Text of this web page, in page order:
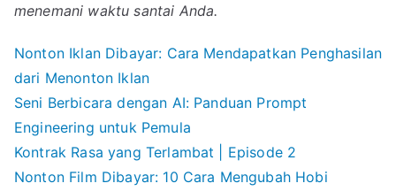
menemani waktu santai Anda.
Nonton Iklan Dibayar: Cara Mendapatkan Penghasilan
dari Menonton Iklan
Seni Berbicara dengan AI: Panduan Prompt
Engineering untuk Pemula
Kontrak Rasa yang Terlambat | Episode 2
Nonton Film Dibayar: 10 Cara Mengubah Hobi